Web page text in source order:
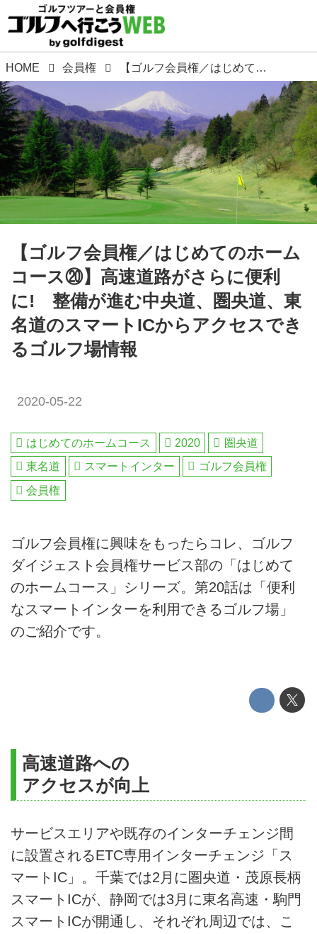
HOME 会員権 【ゴルフ会員権／はじめてのホームコース⑳】高速道路がさらに便利に! 整備が進む中央道、圏央道、東名道のスマートICからアクセスできるゴルフ場情報
【ゴルフ会員権／はじめてのホーム
コース⑳】高速道路がさらに便利
に! 整備が進む中央道、圏央道、東
名道のスマートICからアクセスでき
るゴルフ場情報
2020-05-22
はじめてのホームコース 2020
圏央道
東名道
スマートインター
ゴルフ会員権
会員権
ゴルフ会員権に興味をもったらコレ、ゴルフ
ダイジェスト会員権サービス部の「はじめて
のホームコース」シリーズ。第20話は「便利
なスマートインターを利用できるゴルフ場」
のご紹介です。
高速道路への
アクセスが向上
サービスエリアや既存のインターチェンジ間
に設置されるETC専用インターチェンジ「ス
マートIC」。千葉では2月に圏央道・茂原長柄
スマートICが、静岡では3月に東名高速・駒門
スマートICが開通し、それぞれ周辺では、こ